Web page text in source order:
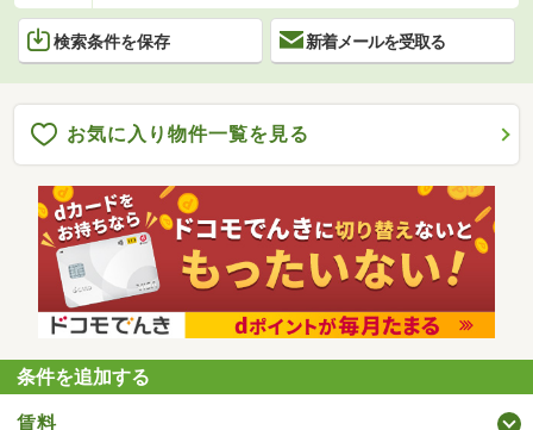
検索条件を保存 新着メールを受取る
お気に入り物件一覧を見る
条件を追加する
賃料